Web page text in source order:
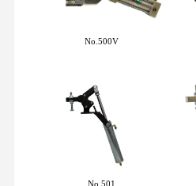
No.500V
No.501